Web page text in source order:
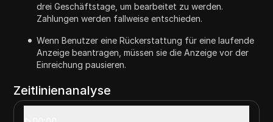
drei Geschäftstage, um bearbeitet zu werden.
Zahlungen werden fallweise entschieden.
Wenn Benutzer eine Rückerstattung für eine laufende
Anzeige beantragen, müssen sie die Anzeige vor der
Einreichung pausieren.
Zeitlinienanalyse